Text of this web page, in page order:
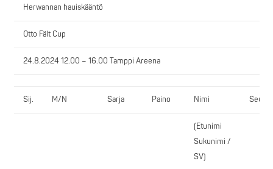
Herwannan hauiskääntö
Otto Fält Cup
24.8.2024 12.00 – 16.00 Tamppi Areena
Sij. M/N Sarja Paino Nimi Seura
(Etunimi
Sukunimi /
SV)